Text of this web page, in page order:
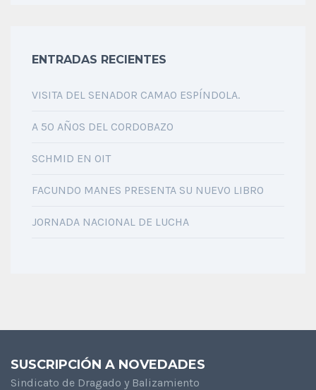
ENTRADAS RECIENTES
VISITA DEL SENADOR CAMAO ESPÍNDOLA.
A 50 AÑOS DEL CORDOBAZO
SCHMID EN OIT
FACUNDO MANES PRESENTA SU NUEVO LIBRO
JORNADA NACIONAL DE LUCHA
SUSCRIPCIÓN A NOVEDADES
Sindicato de Dragado y Balizamiento